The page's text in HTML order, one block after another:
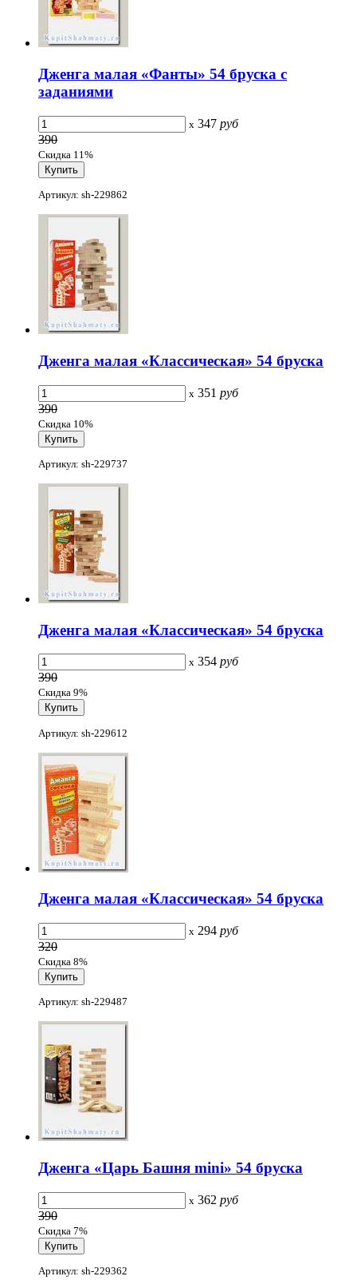
Дженга малая «Фанты» 54 бруска с
заданиями
x 347 руб
390
Скидка 11%
Артикул: sh-229862
Дженга малая «Классическая» 54 бруска
x 351 руб
390
Скидка 10%
Артикул: sh-229737
Дженга малая «Классическая» 54 бруска
x 354 руб
390
Скидка 9%
Артикул: sh-229612
Дженга малая «Классическая» 54 бруска
x 294 руб
320
Скидка 8%
Артикул: sh-229487
Дженга «Царь Башня mini» 54 бруска
x 362 руб
390
Скидка 7%
Артикул: sh-229362